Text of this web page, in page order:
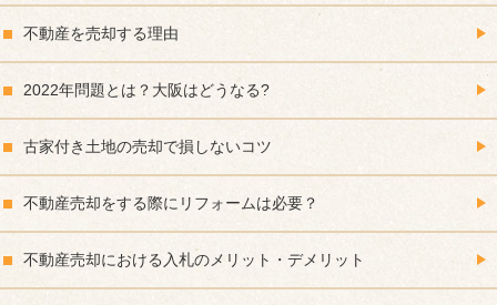
不動産を売却する理由
2022年問題とは？大阪はどうなる?
古家付き土地の売却で損しないコツ
不動産売却をする際にリフォームは必要？
不動産売却における入札のメリット・デメリット